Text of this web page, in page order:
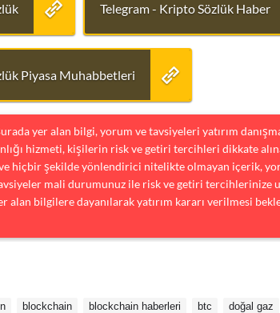
Telegram - Kripto Sözlük Haber
Piyasa Muhabbetleri
yer alan bilgi, yorum ve tavsiyeleri yatırım
hizmeti, kişilerin risk ve getiri tercihleri dikkate
hiçbir şekilde yönlendirici nitelikte olmayan içerik,
mali durumunuz ile risk ve getiri tercihlerinize
alan bilgilere dayanılarak yatırım kararı verilmesi
blockchain blockchain haberleri btc doğal gaz